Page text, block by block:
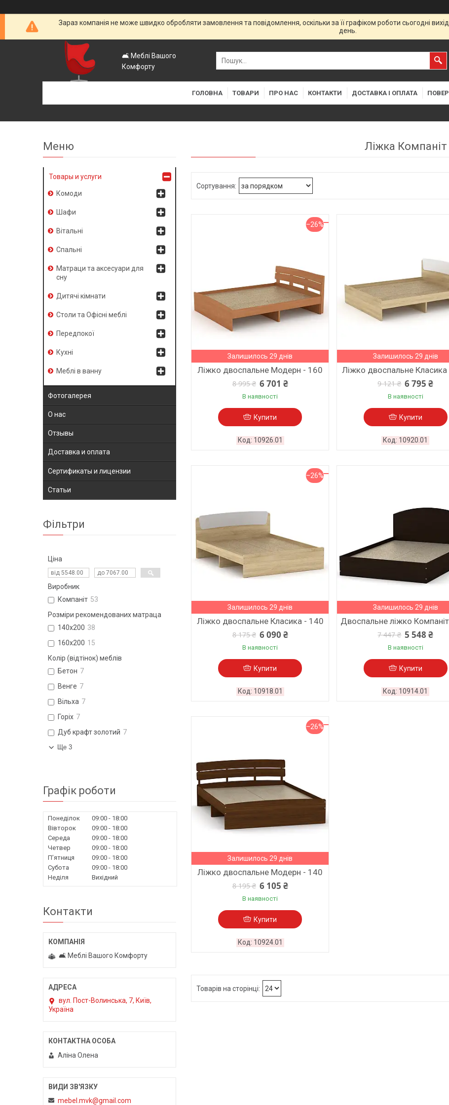
Зараз компанія не може швидко обробляти замовлення та повідомлення, оскільки за її графіком роботи сьогодні
день.
🛋️ Меблі Вашого
Комфорту
ГОЛОВНА ТОВАРИ ПРО НАС КОНТАКТИ ДОСТАВКА І ОПЛАТА
Ліжка Компаніт
–26%
Залишилось 29 днів
Ліжко двоспальне Модерн - 160
8 995 ₴ 6 701 ₴
В наявності
Купити
10926.01
Залишилось 29 днів
Ліжко двоспальне
9 121 ₴ 6 795 ₴
В наявності
Купити
10920.01
–26%
Залишилось 29 днів
Ліжко двоспальне Класика - 140
8 175 ₴ 6 090 ₴
В наявності
Купити
10918.01
Залишилось 29 днів
Двоспальне ліжко
7 447 ₴ 5 548 ₴
В наявності
Купити
10914.01
–26%
Залишилось 29 днів
Ліжко двоспальне Модерн - 140
8 195 ₴ 6 105 ₴
В наявності
Купити
10924.01
Товары и услуги
Комоди
Шафи
Вітальні
Спальні
Матраци та аксесуари для
сну
Дитячі кімнати
Столи та Офісні меблі
Передпокої
Кухні
Меблі в ванну
Фотогалерея
О нас
Отзывы
Доставка и оплата
Сертификаты и лицензии
Статьи
Фільтри
Ціна
Виробник
Компаніт 53
Розміри рекомендованих матраца
140х200 38
160х200 15
Колір (відтінок) меблів
Бетон 7
Венге 7
Вільха 7
Горіх 7
Дуб крафт золотий 7
Ще 3
Графік роботи
Понеділок 09:00
18:00
Вівторок
09:00
18:00
Середа
09:00
18:00
Четвер
09:00
18:00
Пʼятниця
09:00
18:00
Субота
09:00
18:00
Неділя
Вихідний
Контакти
🛋️ Меблі Вашого Комфорту
вул. Пост-Волинська, 7, Київ,
Україна
Аліна Олена
mebel.mvk@gmail.com